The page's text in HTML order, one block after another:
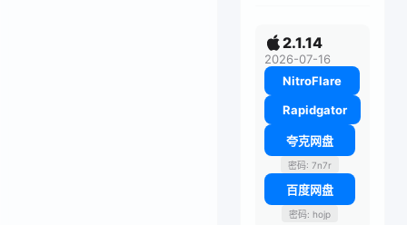
2.1.14
2026-07-16
NitroFlare
Rapidgator
夸克网盘
密码: 7n7r
百度网盘
密码: hojp